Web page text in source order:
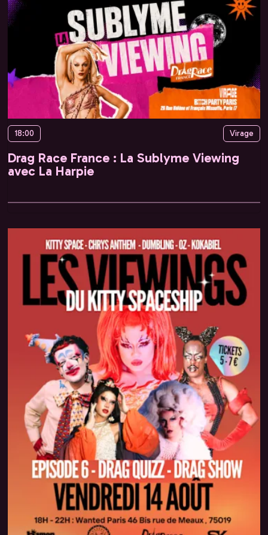
18:00 Virage
Drag Race France : La Sublyme Viewing
avec La Harpie